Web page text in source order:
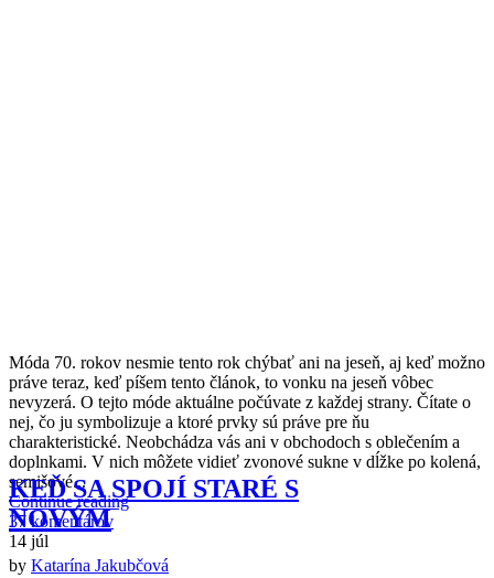
Móda 70. rokov nesmie tento rok chýbať ani na jeseň, aj keď možno
práve teraz, keď píšem tento článok, to vonku na jeseň vôbec
nevyzerá. O tejto móde aktuálne počúvate z každej strany. Čítate o
nej, čo ju symbolizuje a ktoré prvky sú práve pre ňu
charakteristické. Neobchádza vás ani v obchodoch s oblečením a
doplnkami. V nich môžete vidieť zvonové sukne v dĺžke po kolená,
semišové...
Continue reading
37 komentárov
14 júl
KEĎ SA SPOJÍ STARÉ S
NOVÝM
by Katarína Jakubčová